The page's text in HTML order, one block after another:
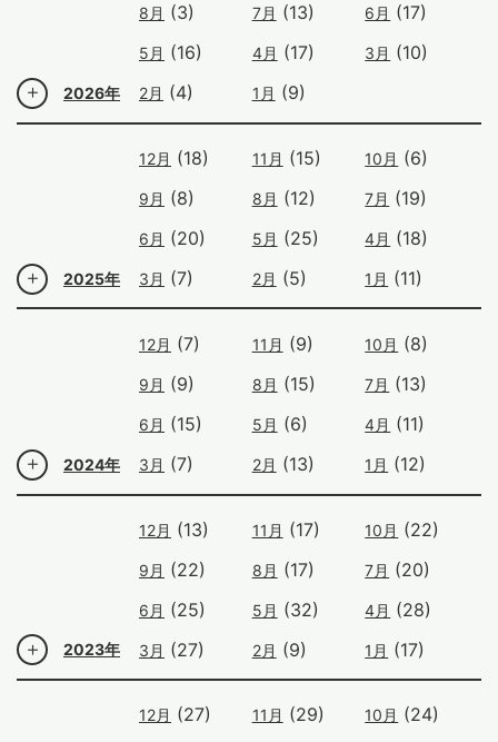
2026年
8月 (3) 7月 (13) 6月 (17)
5月 (16) 4月 (17) 3月 (10)
2月 (4) 1月 (9)
2025年
12月 (18) 11月 (15) 10月 (6)
9月 (8) 8月 (12) 7月 (19)
6月 (20) 5月 (25) 4月 (18)
3月 (7) 2月 (5) 1月 (11)
2024年
12月 (7) 11月 (9) 10月 (8)
9月 (9) 8月 (15) 7月 (13)
6月 (15) 5月 (6) 4月 (11)
3月 (7) 2月 (13) 1月 (12)
2023年
12月 (13) 11月 (17) 10月 (22)
9月 (22) 8月 (17) 7月 (20)
6月 (25) 5月 (32) 4月 (28)
3月 (27) 2月 (9) 1月 (17)
12月 (27) 11月 (29) 10月 (24)